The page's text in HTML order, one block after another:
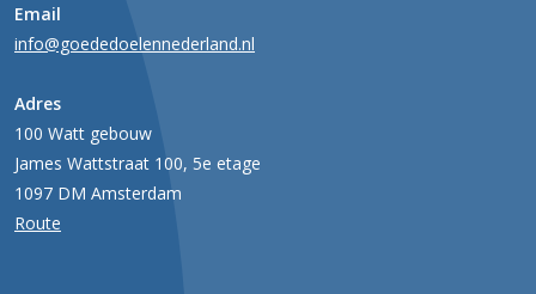
Email
info@goededoelennederland.nl
Adres
100 Watt gebouw
James Wattstraat 100, 5e etage
1097 DM Amsterdam
Route